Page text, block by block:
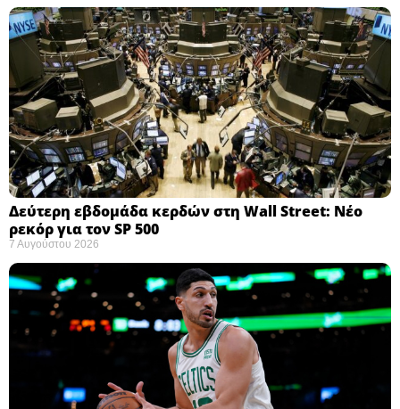
Δεύτερη εβδομάδα κερδών στη Wall Street: Νέο
ρεκόρ για τον SP 500
7 Αυγούστου 2026